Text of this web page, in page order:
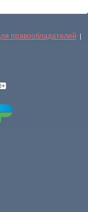
правообладателей |